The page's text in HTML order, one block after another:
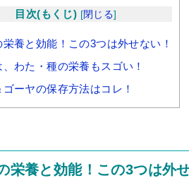
目次(もくじ) [閉じる]
栄養と効能！この3つは外せない！
、わた・種の栄養もスゴい！
ゴーヤの保存方法はコレ！
栄養と効能！この3つは外